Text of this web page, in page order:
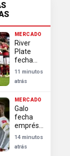
MERCADO
River
Plate
fecha
com
Almada
e frustra
no
mercado
11 minutos
atrás
MERCADO
Galo
fecha
empréstimo
de
volante
colombiano
14 minutos
atrás